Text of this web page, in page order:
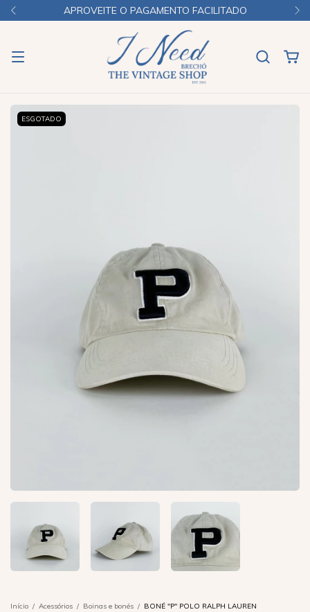
APROVEITE O PAGAMENTO FACILITADO
ESGOTADO
Início / Acessórios / Boinas e bonés / BONÉ "P" POLO RALPH LAUREN